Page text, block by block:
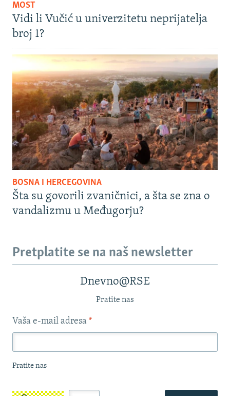
MOST
Vidi li Vučić u univerzitetu neprijatelja
broj 1?
BOSNA I HERCEGOVINA
Šta su govorili zvaničnici, a šta se zna o
vandalizmu u Međugorju?
Pretplatite se na naš newsletter
Dnevno@RSE
Pratite nas
Vaša e-mail adresa *
Pratite nas